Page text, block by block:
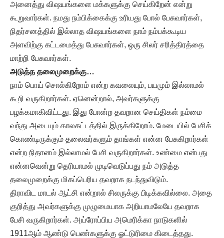
அனைத்து விஷயங்களை மக்களுக்கு செய்கிறேன் என்று
கூறுவார்கள். நமது நம்பிக்கைக்கு உரியது போல் பேசுவார்கள்,
நிதர்சனத்தில் இல்லாத விஷயங்களை நாம் நம்பக்கூடிய
அளவிற்கு கட்டமைத்து பேசுவார்கள், ஒரு சிலர் சரித்திரத்தை
மாற்றி பேசுவார்கள்.
அடுத்த தலைமுறைக்கு…
நாம் பொய் சொல்கிறோம் என்ற கவலையும், பயமும் இல்லாமல்
கூறி வருகிறார்கள். ஏனென்றால், அவர்களுக்கு
பழக்கமாகிவிட்டது. இது போன்ற தவறான செய்திகள் நம்மை
வந்து அடையும் காலகட்டத்தில் இருக்கிறோம். மேடையில் பேசிக்
கொண்டிருக்கும் தலைவர்களும் தாங்கள் என்ன பேசுகிறார்கள்
என்ற நிதானம் இல்லாமல் பேசி வருகிறார்கள். உண்மை என்பது
என்னவென்று தெரியாமல் முடிவெடுப்பது நம் அடுத்த
தலைமுறைக்கு மிகப்பெரிய தவறாக நடந்துவிடும்.
திராவிட மாடல் ஆட்சி என்றால் சிலருக்கு பிடிக்கவில்லை. அதை
குறித்து அவர்களுக்கு முழுமையாக அறியாமலேயே தவறாக
பேசி வருகிறார்கள். அய்ரோப்பிய அமெரிக்கா நாடுகளில்
1911ஆம் ஆண்டு பெண்களுக்கு ஓட்டுரிமை கிடைத்தது.